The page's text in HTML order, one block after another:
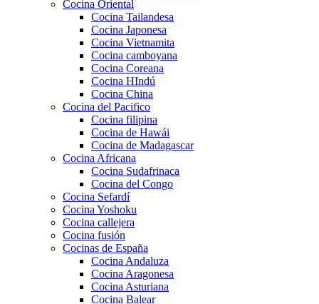
Cocina Oriental
Cocina Tailandesa
Cocina Japonesa
Cocina Vietnamita
Cocina camboyana
Cocina Coreana
Cocina HIndú
Cocina China
Cocina del Pacifico
Cocina filipina
Cocina de Hawái
Cocina de Madagascar
Cocina Africana
Cocina Sudafrinaca
Cocina del Congo
Cocina Sefardí
Cocina Yoshoku
Cocina callejera
Cocina fusión
Cocinas de España
Cocina Andaluza
Cocina Aragonesa
Cocina Asturiana
Cocina Balear